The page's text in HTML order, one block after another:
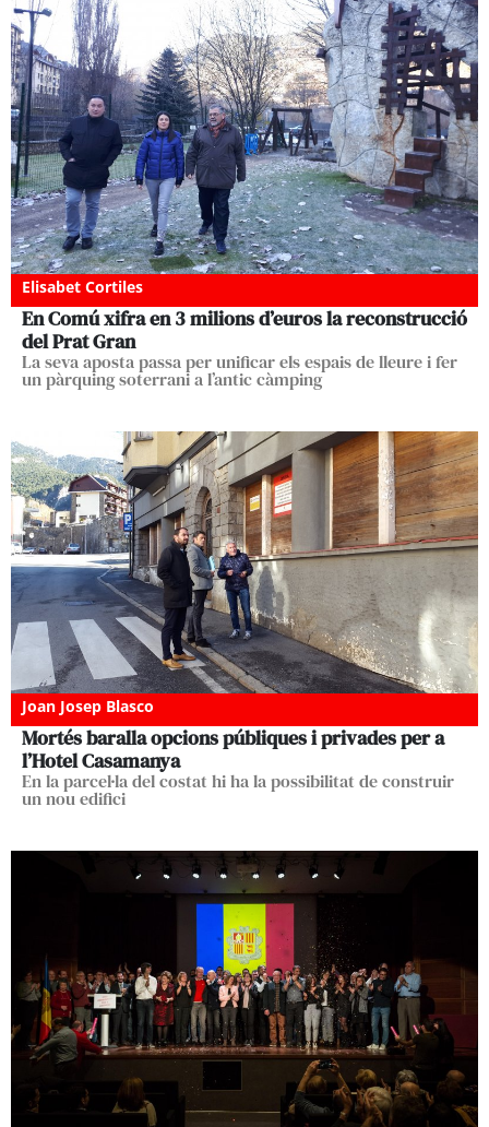
Elisabet Cortiles
En Comú xifra en 3 milions d’euros la reconstrucció
del Prat Gran
La seva aposta passa per unificar els espais de lleure i fer
un pàrquing soterrani a l’antic càmping
Joan Josep Blasco
Mortés baralla opcions públiques i privades per a
l’Hotel Casamanya
En la parcel·la del costat hi ha la possibilitat de construir
un nou edifici